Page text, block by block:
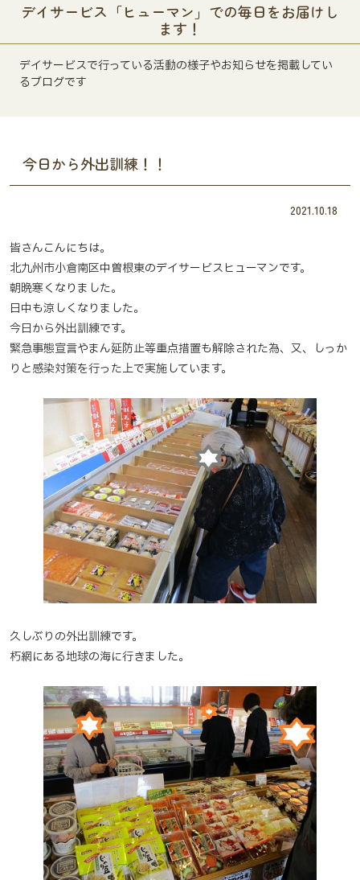
デイサービス「ヒューマン」での毎日をお届けし
ます！
デイサービスで行っている活動の様子やお知らせを掲載してい
るブログです
今日から外出訓練！！
2021.10.18
皆さんこんにちは。
北九州市小倉南区中曽根東のデイサービスヒューマンです。
朝晩寒くなりました。
日中も涼しくなりました。
今日から外出訓練です。
緊急事態宣言やまん延防止等重点措置も解除された為、又、しっか
りと感染対策を行った上で実施しています。
久しぶりの外出訓練です。
朽網にある地球の海に行きました。